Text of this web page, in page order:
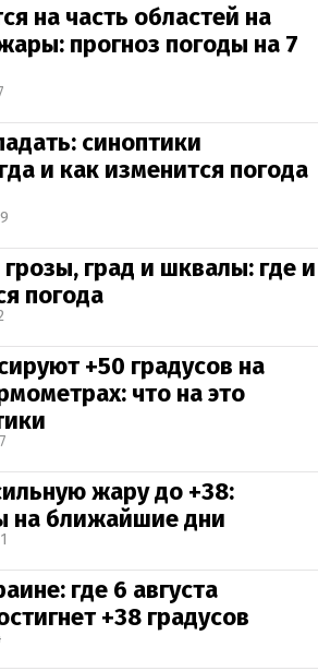
на часть областей на
прогноз погоды на 7
синоптики
и как изменится погода
град и шквалы: где и
погода
+50 градусов на
что на это
жару до +38:
на ближайшие дни
где 6 августа
+38 градусов